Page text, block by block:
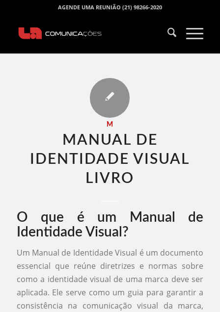
AGENDE UMA REUNIÃO (21) 98266-2020
M
MANUAL DE
IDENTIDADE VISUAL
LIVRO​
O que é um Manual de
Identidade Visual?
Um Manual de Identidade Visual é um documento
essencial que reúne diretrizes e normas sobre
como a identidade visual de uma marca deve ser
aplicada. Ele serve como um guia para garantir a
consistência na comunicação visual da marca,